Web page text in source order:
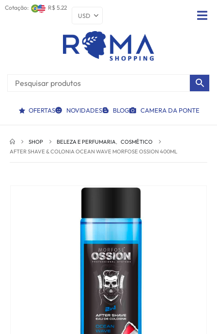
Cotação: R$ 5.22
OFERTAS NOVIDADES BLOG CAMERA DA PONTE
SHOP BELEZA E PERFUMARIA, COSMÉTICO
AFTER SHAVE & COLONIA OCEAN WAVE MORFOSE OSSION 400ML